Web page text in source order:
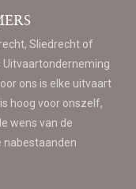
Sliedrecht of
Uitvaartonderneming
ons is elke uitvaart
hoog voor onszelf,
wens van de
nabestaanden